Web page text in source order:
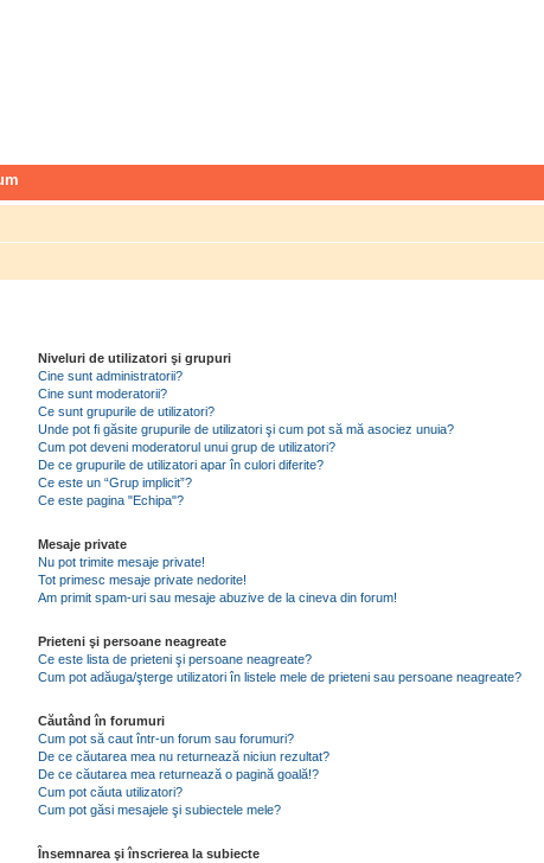
Niveluri de utilizatori şi grupuri
Cine sunt administratorii?
Cine sunt moderatorii?
Ce sunt grupurile de utilizatori?
Unde pot fi găsite grupurile de utilizatori şi cum pot să mă asociez unuia?
Cum pot deveni moderatorul unui grup de utilizatori?
De ce grupurile de utilizatori apar în culori diferite?
Ce este un “Grup implicit”?
Ce este pagina "Echipa"?
Mesaje private
Nu pot trimite mesaje private!
Tot primesc mesaje private nedorite!
Am primit spam-uri sau mesaje abuzive de la cineva din forum!
Prieteni şi persoane neagreate
Ce este lista de prieteni şi persoane neagreate?
Cum pot adăuga/şterge utilizatori în listele mele de prieteni sau persoane neagreate?
Căutând în forumuri
Cum pot să caut într-un forum sau forumuri?
De ce căutarea mea nu returnează niciun rezultat?
De ce căutarea mea returnează o pagină goală!?
Cum pot căuta utilizatori?
Cum pot găsi mesajele şi subiectele mele?
Însemnarea şi înscrierea la subiecte